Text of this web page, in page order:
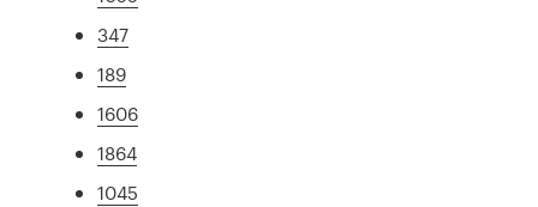
347
189
1606
1864
1045